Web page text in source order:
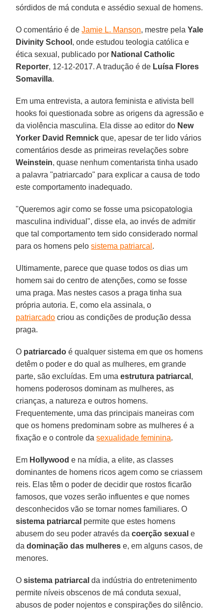
sórdidos de má conduta e assédio sexual de homens.
O comentário é de Jamie L. Manson, mestre pelaYale
Divinity School , onde estudou teologia católica e
ética sexual, publicado por National Catholic
Reporter, 12-12-2017. A tradução é de Luísa Flores
Somavilla.
Em uma entrevista, a autora feminista e ativista bell
hooks foi questionada sobre as origens da agressão e
da violência masculina. Ela disse ao editor do New
Yorker David Remnick que, apesar de ter lido vários
comentários desde as primeiras revelações sobre
Weinstein, quase nenhum comentarista tinha usado
a palavra "patriarcado" para explicar a causa de todo
este comportamento inadequado.
"Queremos agir como se fosse uma psicopatologia
masculina individual", disse ela, ao invés de admitir
que tal comportamento tem sido considerado normal
para os homens pelosistema patriarcal .
Ultimamente, parece que quase todos os dias um
homem sai do centro de atenções, como se fosse
uma praga. Mas nestes casos a praga tinha sua
própria autoria. E, como ela assinala, o
patriarcado criou as condições de produção dessa
praga.
O patriarcado é qualquer sistema em que os homens
detêm o poder e do qual as mulheres, em grande
parte, são excluídas. Em umaestrutura patriarcal ,
homens poderosos dominam as mulheres, as
crianças, a natureza e outros homens.
Frequentemente, uma das principais maneiras com
que os homens predominam sobre as mulheres é a
fixação e o controle dasexualidade feminina.
Em Hollywood e na mídia, a elite, as classes
dominantes de homens ricos agem como se criassem
reis. Elas têm o poder de decidir que rostos ficarão
famosos, que vozes serão influentes e que nomes
desconhecidos vão se tornar nomes familiares. O
sistema patriarcal permite que estes homens
abusem do seu poder através dacoerção sexual e
dadominação das mulheres e, em alguns casos, de
menores.
Osistema patriarcal da indústria do entretenimento
permite níveis obscenos de má conduta sexual,
abusos de poder nojentos e conspirações do silêncio.